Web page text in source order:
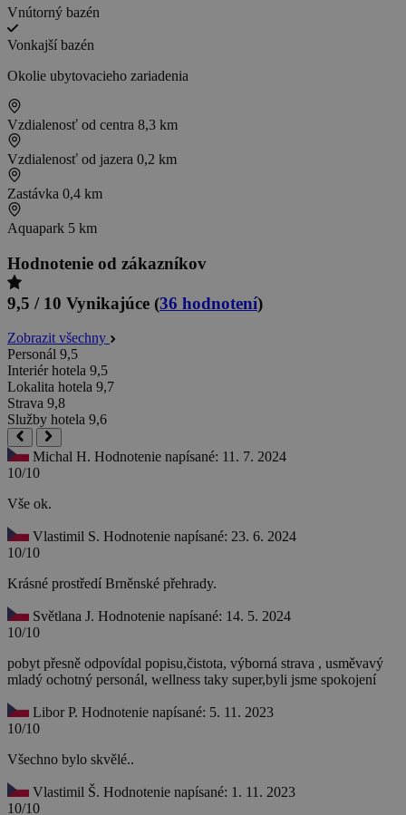
Vnútorný bazén
Vonkajší bazén
Okolie ubytovacieho zariadenia
Vzdialenosť od centra 8,3 km
Vzdialenosť od jazera 0,2 km
Zastávka 0,4 km
Aquapark 5 km
Hodnotenie od zákazníkov
9,5 / 10 Vynikajúce (36 hodnotení)
Zobrazit všechny
Personál 9,5
Interiér hotela 9,5
Lokalita hotela 9,7
Strava 9,8
Služby hotela 9,6
Michal H. Hodnotenie napísané: 11. 7. 2024
10/10
Vše ok.
Vlastimil S. Hodnotenie napísané: 23. 6. 2024
10/10
Krásné prostředí Brněnské přehrady.
Světlana J. Hodnotenie napísané: 14. 5. 2024
10/10
pobyt přesně odpovídal popisu,čistota, výborná strava , usměvavý
mladý ochotný personál, wellness taky super,byli jsme spokojení
Libor P. Hodnotenie napísané: 5. 11. 2023
10/10
Všechno bylo skvělé..
Vlastimil Š. Hodnotenie napísané: 1. 11. 2023
10/10